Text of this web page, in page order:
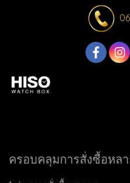
ครอบคลุมการสั่งซื้อหล